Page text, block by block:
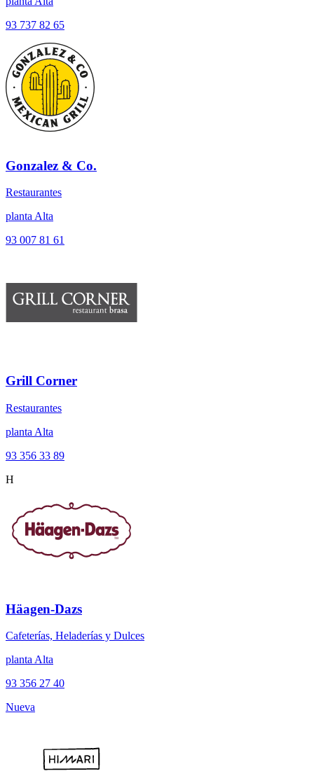
93 737 82 65
Gonzalez & Co.
Restaurantes
planta Alta
93 007 81 61
Grill Corner
Restaurantes
planta Alta
93 356 33 89
H
Häagen-Dazs
Cafeterías, Heladerías y Dulces
planta Alta
93 356 27 40
Nueva